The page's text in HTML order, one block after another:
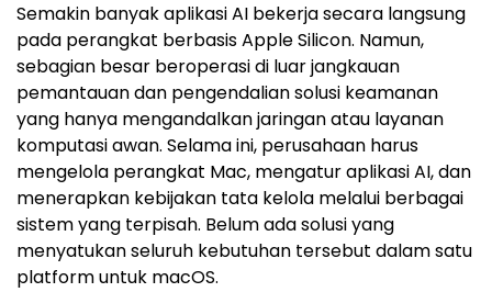
Semakin banyak aplikasi AI bekerja secara langsung
pada perangkat berbasis Apple Silicon. Namun,
sebagian besar beroperasi di luar jangkauan
pemantauan dan pengendalian solusi keamanan
yang hanya mengandalkan jaringan atau layanan
komputasi awan. Selama ini, perusahaan harus
mengelola perangkat Mac, mengatur aplikasi AI, dan
menerapkan kebijakan tata kelola melalui berbagai
sistem yang terpisah. Belum ada solusi yang
menyatukan seluruh kebutuhan tersebut dalam satu
platform untuk macOS.